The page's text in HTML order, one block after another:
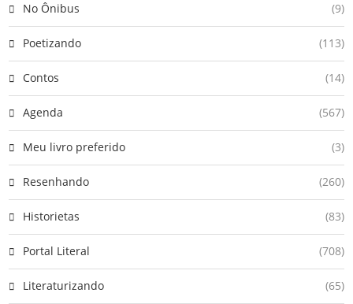
No Ônibus (9)
Poetizando (113)
Contos (14)
Agenda (567)
Meu livro preferido (3)
Resenhando (260)
Historietas (83)
Portal Literal (708)
Literaturizando (65)